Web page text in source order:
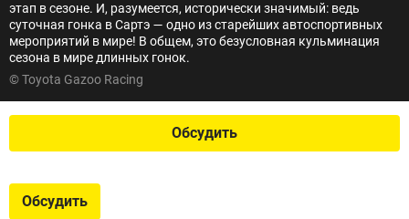
этап в сезоне. И, разумеется, исторически значимый: ведь
суточная гонка в Сартэ — одно из старейших автоспортивных
мероприятий в мире! В общем, это безусловная кульминация
сезона в мире длинных гонок.
© Toyota Gazoo Racing
Обсудить
Обсудить